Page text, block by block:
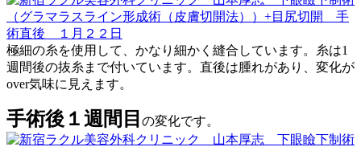
極細の糸を使用して、かなり細かく縫合しています。糸は1
週間後の抜糸まで付いています。直後は腫れがあり、変化が
over気味に見えます。
手術後１週間目 の変化です。